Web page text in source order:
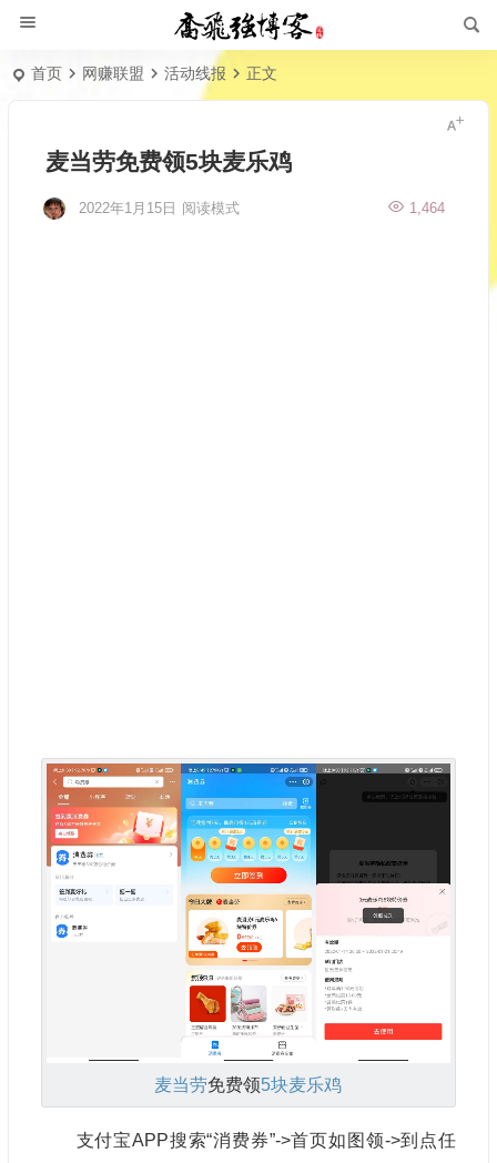
首页 网赚联盟 活动线报 正文
麦当劳免费领5块麦乐鸡
2022年1月15日 1,464
阅读模式
麦当劳免费领5块麦乐鸡
支付宝APP搜索“消费券”->首页如图领->到点任